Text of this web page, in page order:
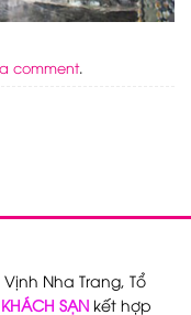
comment.
Nha Trang, Tổ
SẠN kết hợp